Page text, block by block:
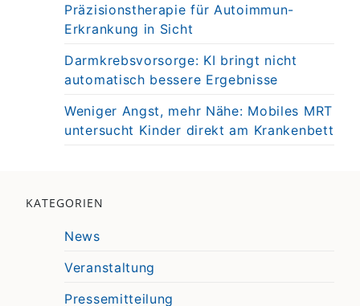
Präzisionstherapie für Autoimmun-
Erkrankung in Sicht
Darmkrebsvorsorge: KI bringt nicht
automatisch bessere Ergebnisse
Weniger Angst, mehr Nähe: Mobiles MRT
untersucht Kinder direkt am Krankenbett
KATEGORIEN
News
Veranstaltung
Pressemitteilung